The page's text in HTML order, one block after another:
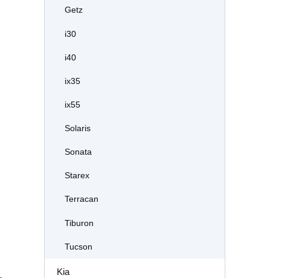
Getz
i30
i40
ix35
ix55
Solaris
Sonata
Starex
Terracan
Tiburon
Tucson
Kia